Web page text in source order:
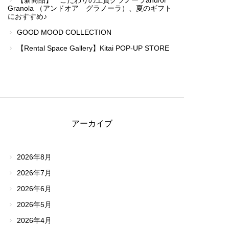
Granola （アンドオア グラノーラ）、夏のギフト
におすすめ♪
GOOD MOOD COLLECTION
【Rental Space Gallery】Kitai POP-UP STORE
アーカイブ
2026年8月
2026年7月
2026年6月
2026年5月
2026年4月